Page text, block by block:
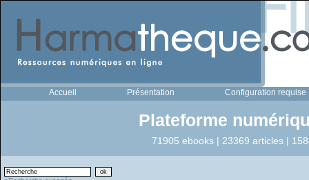
Accueil Présentation Configuration requise
Plateforme
71905 ebooks | 23369 articles |